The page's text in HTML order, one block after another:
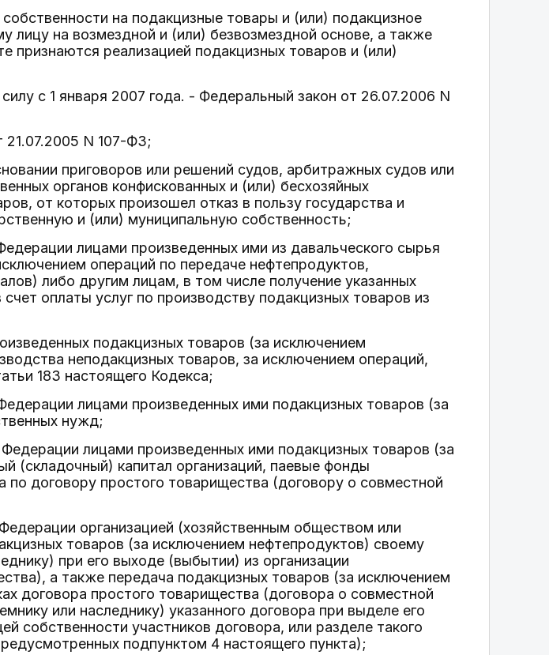
на подакцизные товары и (или) подакцизное
лицу на возмездной и (или) безвозмездной основе, а также
признаются реализацией подакцизных товаров и (или)
с 1 января 2007 года. - Федеральный закон от 26.07.2006 N
21.07.2005 N 107-ФЗ;
приговоров или решений судов, арбитражных судов или
органов конфискованных и (или) бесхозяйных
от которых произошел отказ в пользу государства и
и (или) муниципальную собственность;
лицами произведенных ими из давальческого сырья
операций по передаче нефтепродуктов,
либо другим лицам, в том числе получение указанных
оплаты услуг по производству подакцизных товаров из
подакцизных товаров (за исключением
неподакцизных товаров, за исключением операций,
183 настоящего Кодекса;
лицами произведенных ими подакцизных товаров (за
нужд;
лицами произведенных ими подакцизных товаров (за
(складочный) капитал организаций, паевые фонды
по договору простого товарищества (договору о совместной
организацией (хозяйственным обществом или
товаров (за исключением нефтепродуктов) своему
при его выходе (выбытии) из организации
а также передача подакцизных товаров (за исключением
договора простого товарищества (договора о совместной
или наследнику) указанного договора при выделе его
собственности участников договора, или разделе такого
подпунктом 4 настоящего пункта);